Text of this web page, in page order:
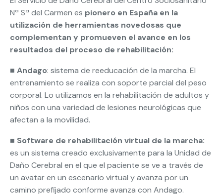
Nª Sª del Carmen es pionero en España en la
utilización de herramientas novedosas que
complementan y promueven el avance en los
resultados del proceso de rehabilitación:
■ Andago: sistema de reeducación de la marcha. El
entrenamiento se realiza con soporte parcial del peso
corporal. Lo utilizamos en la rehabilitación de adultos y
niños con una variedad de lesiones neurológicas que
afectan a la movilidad.
■ Software de rehabilitación virtual de la marcha:
es un sistema creado exclusivamente para la Unidad de
Daño Cerebral en el que el paciente se ve a través de
un avatar en un escenario virtual y avanza por un
camino prefijado conforme avanza con Andago.